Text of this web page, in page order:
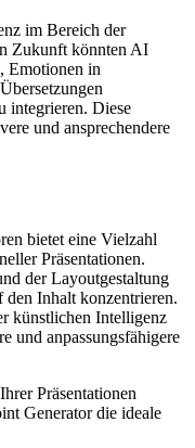
im Bereich der
Zukunft könnten AI
Emotionen in
integrieren. Diese
und ansprechendere
bietet eine Vielzahl
Präsentationen.
der Layoutgestaltung
den Inhalt konzentrieren.
künstlichen Intelligenz
und anpassungsfähigere
Präsentationen
Generator die ideale